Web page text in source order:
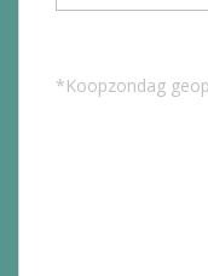
*Koopzondag